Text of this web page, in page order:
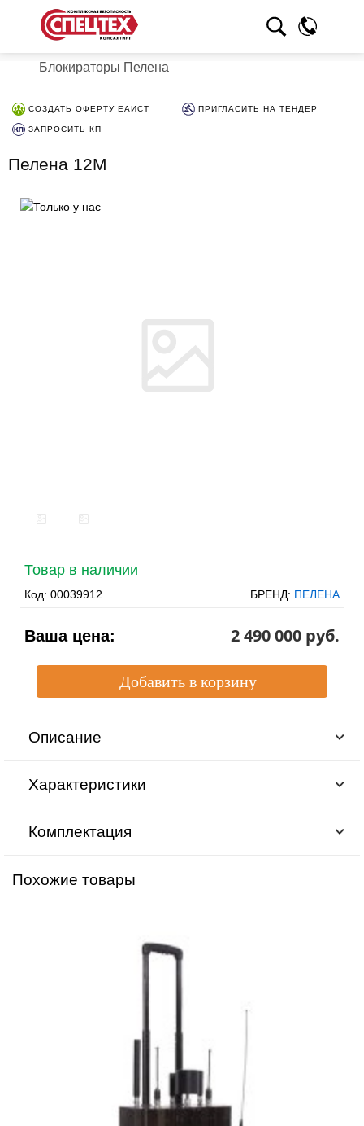
Блокираторы Пелена
СОЗДАТЬ ОФЕРТУ ЕАИСТ ПРИГЛАСИТЬ НА ТЕНДЕР
ЗАПРОСИТЬ КП
Пелена 12М
Товар в наличии
Код: 00039912 БРЕНД: ПЕЛЕНА
Ваша цена: 2 490 000 pуб.
Описание
Характеристики
Комплектация
Похожие товары